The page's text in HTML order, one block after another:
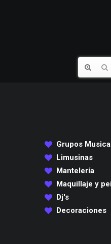
Grupos
Limusinas
Mantelería
Maquillaje y
Dj's
Decoraciones